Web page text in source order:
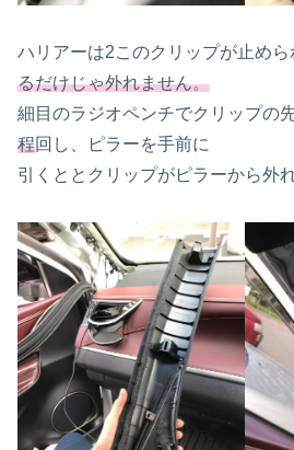
ハリアーは2このクリップが止めら
るだけじゃ外れません。
細目のラジオペンチでクリップの
程回し、ピラーを手前に
引くととクリップがピラーから外れ